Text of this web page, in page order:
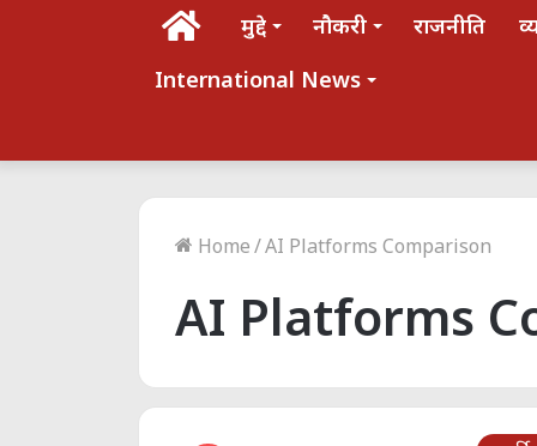
होम मुद्दे नौकरी राजनीति
International News
Home/AI Platforms Comparison
AI Platforms